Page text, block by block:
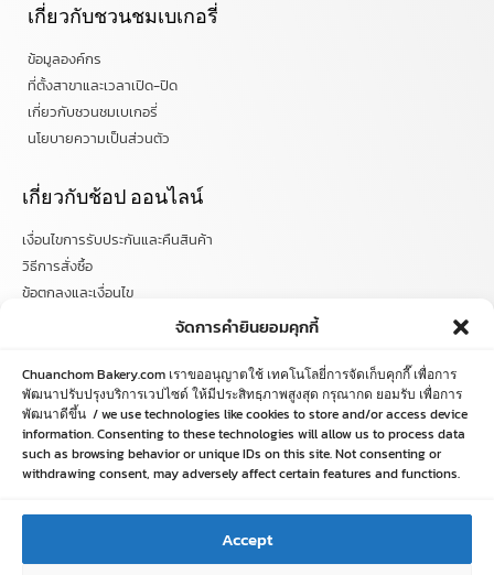
จัดการคำยินยอมคุกกี้
Chuanchom Bakery.com เราขออนุญาตใช้ เทคโนโลยี่การจัดเก็บคุกกี๊ เพื่อการ
พัฒนาปรับปรุงบริการเวปไซด์ ให้มีประสิทธฺภาพสูงสุด กรุณากด ยอมรับ เพื่อการ
พัฒนาดีขึ้น / we use technologies like cookies to store and/or access device
information. Consenting to these technologies will allow us to process data
such as browsing behavior or unique IDs on this site. Not consenting or
withdrawing consent, may adversely affect certain features and functions.
Accept
เกี่ยวกับชวนชมเบเกอรี่
ข้อมูลองค์กร
ที่ตั้งสาขาและเวลาเปิด-ปิด
เกี่ยวกับชวนชมเบเกอรี่
นโยบายความเป็นส่วนตัว
เกี่ยวกับช้อป ออนไลน์
เงื่อนไขการรับประกันและคืนสินค้า
วิธีการสั่งซื้อ
ข้อตกลงและเงื่อนไข
ติดตามข่าวสารได้ที่
chuanchombakery
chuanchombakery
www.chuanchombakery.com
โทร. 065-526-2325, 02 519 8212